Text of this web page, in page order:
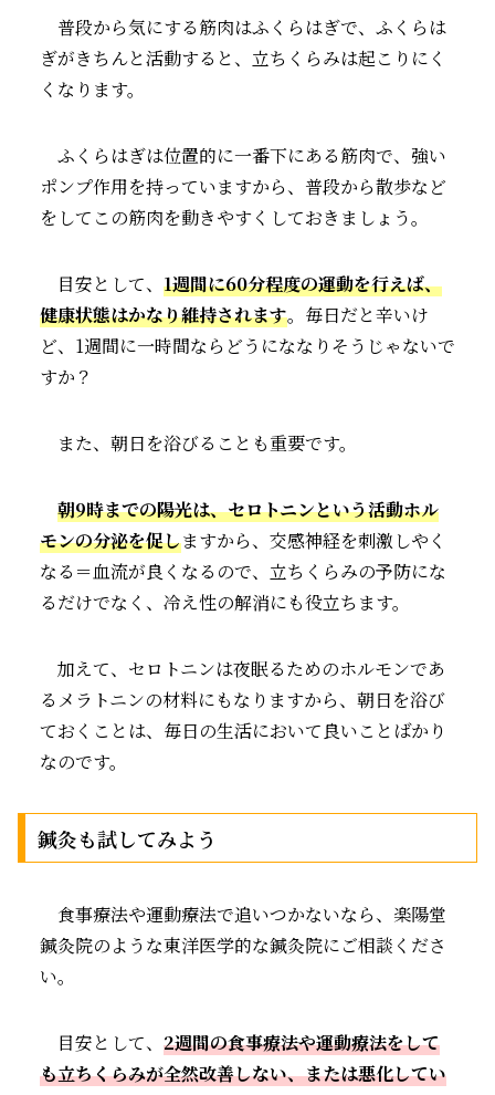
普段から気にする筋肉はふくらはぎで、ふくらは
ぎがきちんと活動すると、立ちくらみは起こりにく
くなります。
ふくらはぎは位置的に一番下にある筋肉で、強い
ポンプ作用を持っていますから、普段から散歩など
をしてこの筋肉を動きやすくしておきましょう。
目安として、 1週間に60分程度の運動を行えば、
健康状態はかなり維持されます。毎日だと辛いけ
ど、1週間に一時間ならどうにななりそうじゃないで
すか？
また、朝日を浴びることも重要です。
朝9時までの陽光は、セロトニンという活動ホル
モンの分泌を促しますから、交感神経を刺激しやく
なる＝血流が良くなるので、立ちくらみの予防にな
るだけでなく、冷え性の解消にも役立ちます。
加えて、セロトニンは夜眠るためのホルモンであ
るメラトニンの材料にもなりますから、朝日を浴び
ておくことは、毎日の生活において良いことばかり
なのです。
鍼灸も試してみよう
食事療法や運動療法で追いつかないなら、楽陽堂
鍼灸院のような東洋医学的な鍼灸院にご相談くださ
い。
目安として、 2週間の食事療法や運動療法をして
も立ちくらみが全然改善しない、または悪化してい